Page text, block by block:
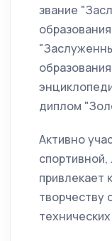
звание
диплом
Активно
привлекает
творчеству